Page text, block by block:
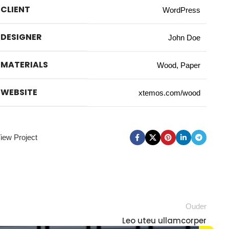
CLIENT WordPress
DESIGNER John Doe
MATERIALS Wood, Paper
WEBSITE xtemos.com/wood
Project
Ouder
Leo uteu ullamcorper